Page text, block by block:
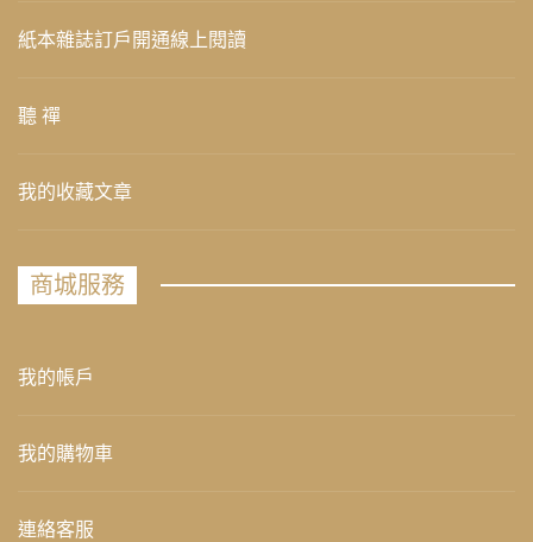
紙本雜誌訂戶開通線上閱讀
聽 禪
我的收藏文章
商城服務
我的帳戶
我的購物車
連絡客服